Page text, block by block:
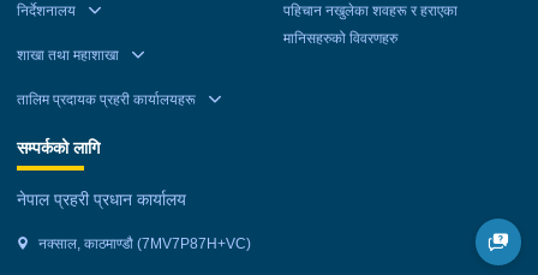
निर्देशनालय
शाखा तथा महाशाखा
तालिम प्रदायक प्रहरी कार्यालयहरू
पहिचान नखुलेका शवहरू र हराएका
मानिसहरुको विवरणहरु
सम्पर्कको लागि
नेपाल प्रहरी प्रधान कार्यालय
नक्साल, काठमाण्डौ (7MV7P87H+VC)